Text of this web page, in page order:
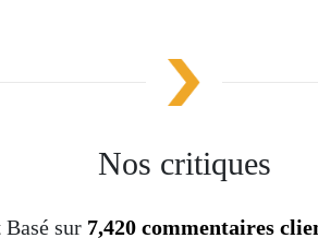
Nos critiques
Basé sur 7,420 commentaires